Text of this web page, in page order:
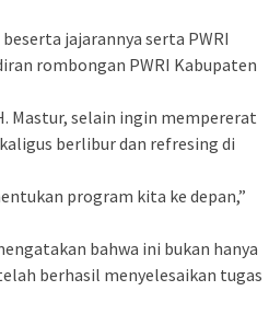
jajarannya serta PWRI
rombongan PWRI Kabupaten
Mastur, selain ingin mempererat
berlibur dan refresing di
program kita ke depan,”
bahwa ini bukan hanya
berhasil menyelesaikan tugas